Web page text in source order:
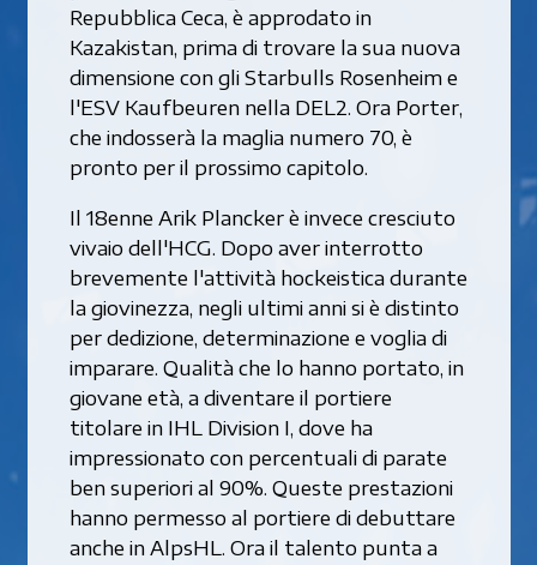
Repubblica Ceca, è approdato in
Kazakistan, prima di trovare la sua nuova
dimensione con gli Starbulls Rosenheim e
l'ESV Kaufbeuren nella DEL2. Ora Porter,
che indosserà la maglia numero 70, è
pronto per il prossimo capitolo.
Il 18enne Arik Plancker è invece cresciuto
vivaio dell'HCG. Dopo aver interrotto
brevemente l'attività hockeistica durante
la giovinezza, negli ultimi anni si è distinto
per dedizione, determinazione e voglia di
imparare. Qualità che lo hanno portato, in
giovane età, a diventare il portiere
titolare in IHL Division I, dove ha
impressionato con percentuali di parate
ben superiori al 90%. Queste prestazioni
hanno permesso al portiere di debuttare
anche in AlpsHL. Ora il talento punta a